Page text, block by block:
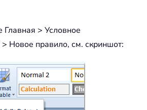
> Условное
Новое правило, см. скриншот: